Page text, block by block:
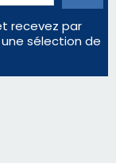
recevez par
sélection de